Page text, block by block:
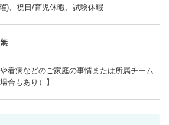
)、祝日/育児休暇、試験休暇
や看病などのご家庭の事情または所属チーム
合もあり）】